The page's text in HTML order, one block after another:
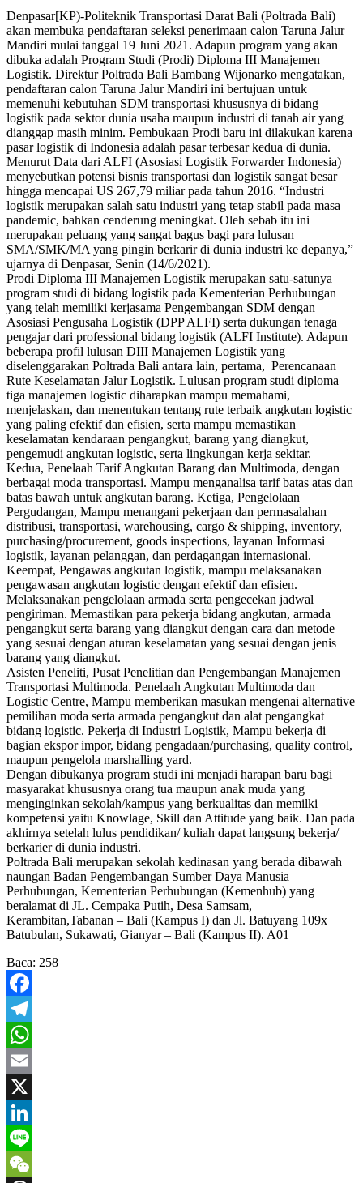
Share
Denpasar[KP)-Politeknik Transportasi Darat Bali (Poltrada Bali)
akan membuka pendaftaran seleksi penerimaan calon Taruna Jalur
Mandiri mulai tanggal 19 Juni 2021. Adapun program yang akan
dibuka adalah Program Studi (Prodi) Diploma III Manajemen
Logistik. Direktur Poltrada Bali Bambang Wijonarko mengatakan,
pendaftaran calon Taruna Jalur Mandiri ini bertujuan untuk
memenuhi kebutuhan SDM transportasi khususnya di bidang
logistik pada sektor dunia usaha maupun industri di tanah air yang
dianggap masih minim. Pembukaan Prodi baru ini dilakukan karena
pasar logistik di Indonesia adalah pasar terbesar kedua di dunia.
Menurut Data dari ALFI (Asosiasi Logistik Forwarder Indonesia)
menyebutkan potensi bisnis transportasi dan logistik sangat besar
hingga mencapai US 267,79 miliar pada tahun 2016. “Industri
logistik merupakan salah satu industri yang tetap stabil pada masa
pandemic, bahkan cenderung meningkat. Oleh sebab itu ini
merupakan peluang yang sangat bagus bagi para lulusan
SMA/SMK/MA yang pingin berkarir di dunia industri ke depanya,”
ujarnya di Denpasar, Senin (14/6/2021).
Prodi Diploma III Manajemen Logistik merupakan satu-satunya
program studi di bidang logistik pada Kementerian Perhubungan
yang telah memiliki kerjasama Pengembangan SDM dengan
Asosiasi Pengusaha Logistik (DPP ALFI) serta dukungan tenaga
pengajar dari professional bidang logistik (ALFI Institute). Adapun
beberapa profil lulusan DIII Manajemen Logistik yang
diselenggarakan Poltrada Bali antara lain, pertama, Perencanaan
Rute Keselamatan Jalur Logistik. Lulusan program studi diploma
tiga manajemen logistic diharapkan mampu memahami,
menjelaskan, dan menentukan tentang rute terbaik angkutan logistic
yang paling efektif dan efisien, serta mampu memastikan
keselamatan kendaraan pengangkut, barang yang diangkut,
pengemudi angkutan logistic, serta lingkungan kerja sekitar.
Kedua, Penelaah Tarif Angkutan Barang dan Multimoda, dengan
berbagai moda transportasi. Mampu menganalisa tarif batas atas dan
batas bawah untuk angkutan barang. Ketiga, Pengelolaan
Pergudangan, Mampu menangani pekerjaan dan permasalahan
distribusi, transportasi, warehousing, cargo & shipping, inventory,
purchasing/procurement, goods inspections, layanan Informasi
logistik, layanan pelanggan, dan perdagangan internasional.
Keempat, Pengawas angkutan logistik, mampu melaksanakan
pengawasan angkutan logistic dengan efektif dan efisien.
Melaksanakan pengelolaan armada serta pengecekan jadwal
pengiriman. Memastikan para pekerja bidang angkutan, armada
pengangkut serta barang yang diangkut dengan cara dan metode
yang sesuai dengan aturan keselamatan yang sesuai dengan jenis
barang yang diangkut.
Asisten Peneliti, Pusat Penelitian dan Pengembangan Manajemen
Transportasi Multimoda. Penelaah Angkutan Multimoda dan
Logistic Centre, Mampu memberikan masukan mengenai alternative
pemilihan moda serta armada pengangkut dan alat pengangkat
bidang logistic. Pekerja di Industri Logistik, Mampu bekerja di
bagian ekspor impor, bidang pengadaan/purchasing, quality control,
maupun pengelola marshalling yard.
Dengan dibukanya program studi ini menjadi harapan baru bagi
masyarakat khususnya orang tua maupun anak muda yang
menginginkan sekolah/kampus yang berkualitas dan memilki
kompetensi yaitu Knowlage, Skill dan Attitude yang baik. Dan pada
akhirnya setelah lulus pendidikan/ kuliah dapat langsung bekerja/
berkarier di dunia industri.
Poltrada Bali merupakan sekolah kedinasan yang berada dibawah
naungan Badan Pengembangan Sumber Daya Manusia
Perhubungan, Kementerian Perhubungan (Kemenhub) yang
beralamat di JL. Cempaka Putih, Desa Samsam,
Kerambitan,Tabanan – Bali (Kampus I) dan Jl. Batuyang 109x
Batubulan, Sukawati, Gianyar – Bali (Kampus II). A01
Baca: 258
Facebook
Telegram
WhatsApp
Email
X
LinkedIn
Line